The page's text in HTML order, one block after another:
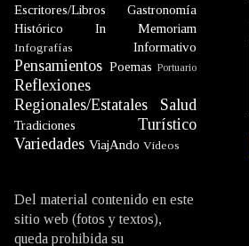
Escritores/Libros
Gastronomía
Histórico
In Memoriam
Infografías Informativo
Pensamientos Poemas Portuario
Reflexiones
Regionales/Estatales
Salud
Tradiciones
Turístico
Variedades ViajAndo Videos
Del material contenido en este
sitio web (fotos y textos),
queda prohibida su